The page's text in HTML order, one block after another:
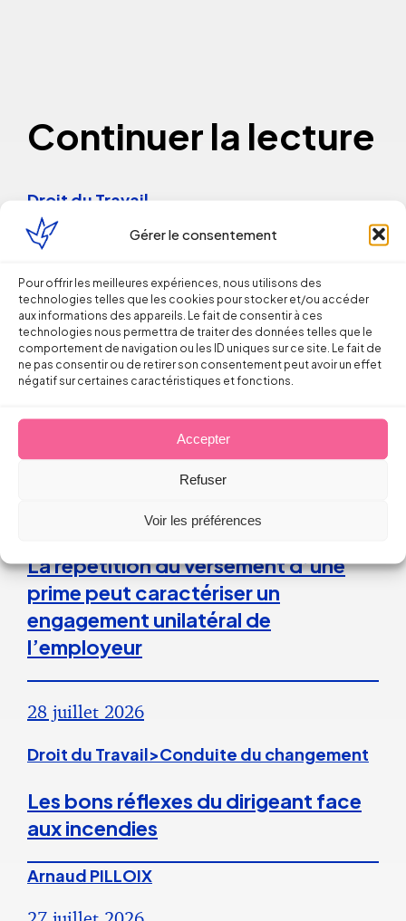
Gérer le consentement
Pour offrir les meilleures expériences, nous utilisons des
technologies telles que les cookies pour stocker et/ou accéder
aux informations des appareils. Le fait de consentir à ces
technologies nous permettra de traiter des données telles que le
comportement de navigation ou les ID uniques sur ce site. Le fait de
ne pas consentir ou de retirer son consentement peut avoir un effet
négatif sur certaines caractéristiques et fonctions.
Accepter
Refuser
Voir les préférences
Continuer la lecture
Droit du Travail
Licenciement verbal : dans quels cas
est-il reconnu par les juges ?
Thomas FROMENTIN
6 août 2026
Droit du Travail
La répétition du versement d’une
prime peut caractériser un
engagement unilatéral de
l’employeur
28 juillet 2026
Droit du Travail>Conduite du changement
Les bons réflexes du dirigeant face
aux incendies
Arnaud PILLOIX